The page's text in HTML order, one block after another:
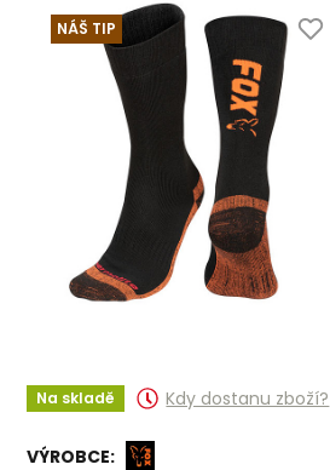
NÁŠ TIP
Na skladě Kdy dostanu zboží?
VÝROBCE: